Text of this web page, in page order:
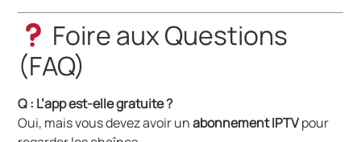
Foire aux Questions
(FAQ)
Q : L’app est-elle gratuite ?
Oui, mais vous devez avoir unabonnement IPTVpour